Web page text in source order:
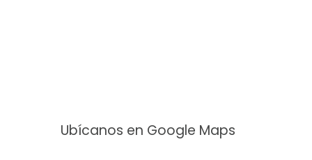
Ubícanos en Google Maps